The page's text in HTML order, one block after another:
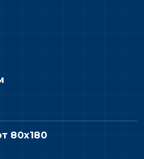
80х180